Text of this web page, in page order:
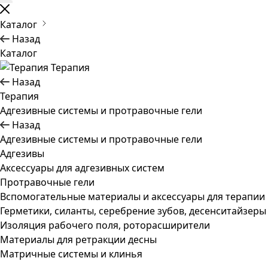
Каталог
Назад
Каталог
Терапия
Назад
Терапия
Адгезивные системы и протравочные гели
Назад
Адгезивные системы и протравочные гели
Адгезивы
Аксессуары для адгезивных систем
Протравочные гели
Вспомогательные материалы и аксессуары для терапии
Герметики, силанты, серебрение зубов, десенситайзеры
Изоляция рабочего поля, роторасширители
Материалы для ретракции десны
Матричные системы и клинья